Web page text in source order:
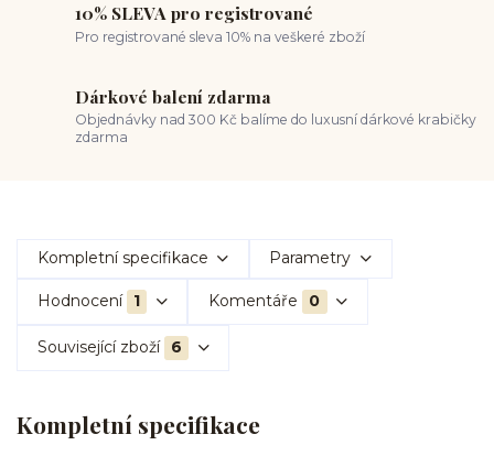
10% SLEVA pro registrované
Pro registrované sleva 10% na veškeré zboží
Dárkové balení zdarma
Objednávky nad 300 Kč balíme do luxusní dárkové krabičky
zdarma
Kompletní specifikace Parametry
Hodnocení 1 Komentáře 0
Související zboží 6
Kompletní specifikace